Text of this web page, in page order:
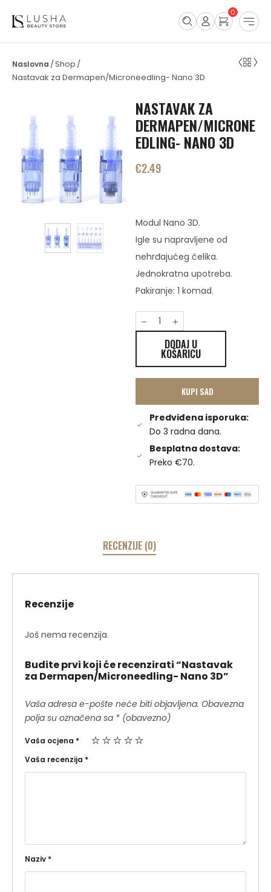
0
/Shop /
Nastavak za Dermapen/Microneedling- Nano 3D
NASTAVAK ZA
DERMAPEN/MICRONE
EDLING- NANO 3D
€2.49
Modul Nano 3D.
Igle su napravljene od
nehrđajućeg čelika.
Jednokratna upotreba.
Pakiranje: 1 komad.
DODAJ U
KOŠARICU
KUPI SAD
Predviđena isporuka:
Do 3 radna dana.
Besplatna dostava:
Preko €70.
RECENZIJE (0)
Recenzije
Još nema recenzija.
Budite prvi koji će recenzirati “Nastavak
za Dermapen/Microneedling- Nano 3D”
Vaša adresa e-pošte neće biti objavljena. Obavezna
polja su označena sa * (obavezno)
Vaša ocjena *
Vaša recenzija *
Naziv *